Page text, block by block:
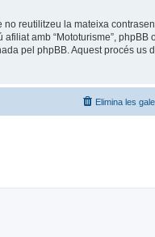
reutilitzeu la mateixa
amb “Mototurisme”, phpBB
pel phpBB. Aquest procés us
Elimina les